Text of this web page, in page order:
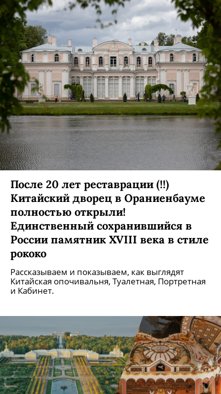
После 20 лет реставрации (!!)
Китайский дворец в Ораниенбауме
полностью открыли!
Единственный сохранившийся в
России памятник XVIII века в стиле
рококо
Рассказываем и показываем, как выглядят
Китайская опочивальня, Туалетная, Портретная
и Кабинет.